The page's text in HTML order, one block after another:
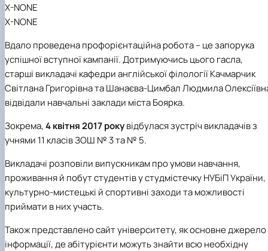
X-NONE
X-NONE
Вдало проведена профорієнтаційна робота – це запорука
успішної вступної кампанії. Дотримуючись цього гасла,
старші викладачі кафедри англійської філології Качмарчик
Світлана Григорівна та Шанаєва-Цимбал Людмила
відвідали навчальні заклади міста Боярка.
Зокрема,4 квітня 2017 рокувідбулася зустріч викладачів з
учнями 11 класів ЗОШ № 3 та № 5.
Викладачі розповіли випускникам про умови навчання,
проживання й побут студентів у студмістечку НУБіП України,
культурно-мистецькі й спортивні заходи та можливості
приймати в них участь.
Також представлено сайт університету, як основне джерело
інформації, де абітурієнти можуть знайти всю необхідну